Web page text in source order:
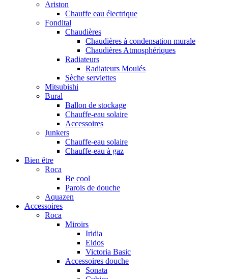
Ariston
Chauffe eau électrique
Fondital
Chaudières
Chaudières à condensation murale
Chaudières Atmosphériques
Radiateurs
Radiateurs Moulés
Sèche serviettes
Mitsubishi
Bural
Ballon de stockage
Chauffe-eau solaire
Accessoires
Junkers
Chauffe-eau solaire
Chauffe-eau à gaz
Bien être
Roca
Be cool
Parois de douche
Aquazen
Accessoires
Roca
Miroirs
Iridia
Eidos
Victoria Basic
Accessoires douche
Sonata